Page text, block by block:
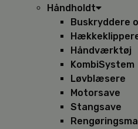
Håndholdt
Buskryddere
Håndværktøj
KombiSystem
Løvblæsere
Motorsave
Stangsave